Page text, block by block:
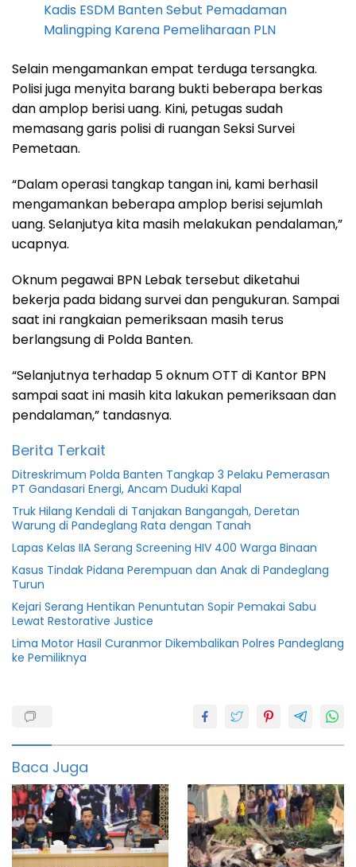
Kadis ESDM Banten Sebut Pemadaman
Malingping Karena Pemeliharaan PLN
Selain mengamankan empat terduga tersangka.
Polisi juga menyita barang bukti beberapa berkas
dan amplop berisi uang. Kini, petugas sudah
memasang garis polisi di ruangan Seksi Survei
Pemetaan.
“Dalam operasi tangkap tangan ini, kami berhasil
mengamankan beberapa amplop berisi sejumlah
uang. Selanjutya kita masih melakukan pendalaman,”
ucapnya.
Oknum pegawai BPN Lebak tersebut diketahui
bekerja pada bidang survei dan pengukuran. Sampai
saat ini rangkaian pemeriksaan masih terus
berlangsung di Polda Banten.
“Selanjutnya terhadap 5 oknum OTT di Kantor BPN
sampai saat ini masih kita lakukan pemeriksaan dan
pendalaman,” tandasnya.
Berita Terkait
Ditreskrimum Polda Banten Tangkap 3 Pelaku Pemerasan
PT Gandasari Energi, Ancam Duduki Kapal
Truk Hilang Kendali di Tanjakan Bangangah, Deretan
Warung di Pandeglang Rata dengan Tanah
Lapas Kelas IIA Serang Screening HIV 400 Warga Binaan
Kasus Tindak Pidana Perempuan dan Anak di Pandeglang
Turun
Kejari Serang Hentikan Penuntutan Sopir Pemakai Sabu
Lewat Restorative Justice
Lima Motor Hasil Curanmor Dikembalikan Polres Pandeglang
ke Pemiliknya
OTT
Polda
Banten
Baca Juga